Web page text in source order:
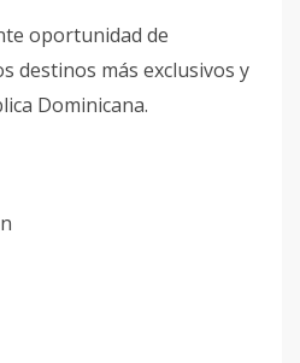
oportunidad de
destinos más exclusivos y
Dominicana.